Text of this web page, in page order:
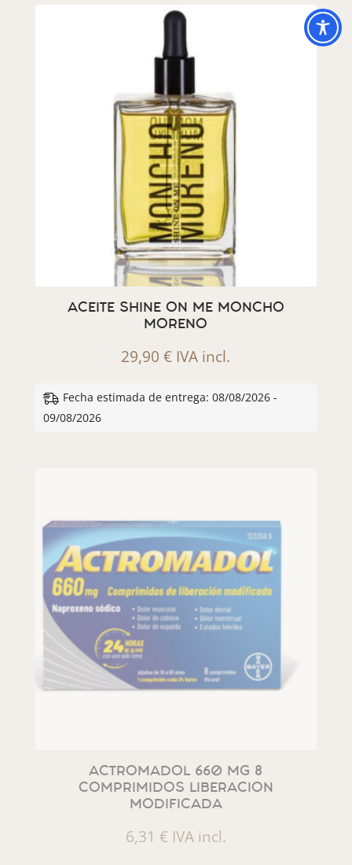
ACEITE SHINE ON ME MONCHO
MORENO
29,90€ IVA incl.
Fecha estimada de entrega: 08/08/2026 -
09/08/2026
ACTROMADOL 660 MG 8
COMPRIMIDOS LIBERACION
MODIFICADA
6,31 € IVA incl.